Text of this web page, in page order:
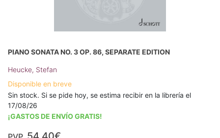
PIANO SONATA NO. 3 OP. 86, SEPARATE EDITION
Heucke, Stefan
Disponible en breve
Sin stock. Si se pide hoy, se estima recibir en la librería el
17/08/26
¡GASTOS DE ENVÍO GRATIS!